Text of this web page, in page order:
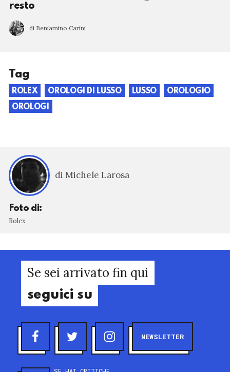
resto
di Beniamino Carini
Tag
ROLEX OROLOGI DI LUSSO LUSSO
OROLOGIO
OROLOGI
di Michele Larosa
Foto di:
Rolex
Se sei arrivato fin qui
seguici su
NEWSLETTER